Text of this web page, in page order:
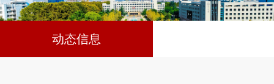
动态信息